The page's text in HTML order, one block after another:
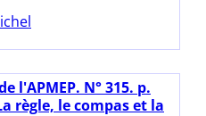
l'APMEP. N° 315. p.
règle, le compas et la